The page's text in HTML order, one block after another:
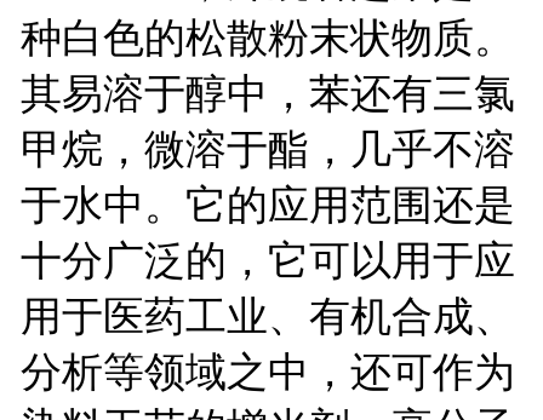
种白色的松散粉末状物质。
其易溶于醇中，苯还有三氯
甲烷，微溶于酯，几乎不溶
于水中。它的应用范围还是
十分广泛的，它可以用于应
用于医药工业、有机合成、
分析等领域之中，还可作为